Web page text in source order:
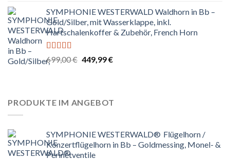
von 5
war:
699,00 €
ist:
229,99 €.
SYMPHONIE WESTERWALD Waldhorn in Bb –
Gold/Silber, mit Wasserklappe, inkl.
Hartschalenkoffer & Zubehör, French Horn
Bewertet
mit
4.67
699,00€ Ursprünglicher
449,99€Aktueller
PRODUKTE IM ANGEBOT
SYMPHONIE WESTERWALD® Flügelhorn /
Konzertflügelhorn in Bb – Goldmessing, Monel- &
Perinetventile